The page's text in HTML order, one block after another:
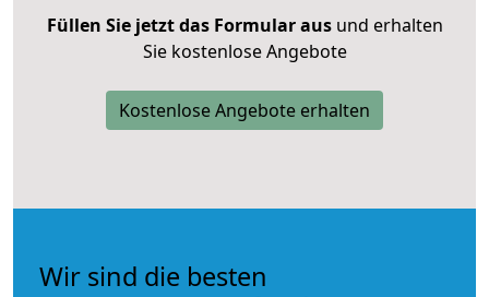
Füllen Sie jetzt das Formular ausund erhalten
Sie kostenlose Angebote
Kostenlose Angebote erhalten
Wir sind die besten